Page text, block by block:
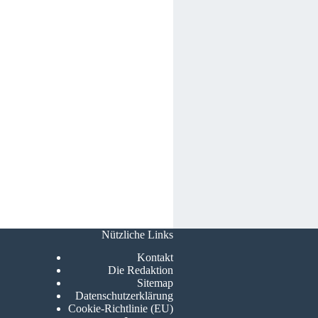
Nützliche Links
Kontakt
Die Redaktion
Sitemap
Datenschutzerklärung
Cookie-Richtlinie (EU)